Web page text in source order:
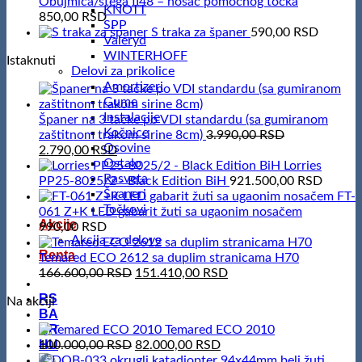
KNOTT
SPP
Valeryd
WINTERHOFF
Delovi za prikolice
Amortizeri
Gume
Instalacije
Kočnice
Osovine
Ostalo
Rasveta
Španeri
Točkovi
Akcije
Akcija za delove
Renta
RS
BA
HR
HU
850,00 RSD
S traka za španer 590,00 RSD
Istaknuti
Španer na 3 tačke po VDI standardu (sa gumiranom
zaštitnom trakom sirine 8cm) 3.990,00RSD
Original
price
was:
3.990,00 RSD.
2.790,00RSDCurrent
price
is:
2.790,00 RSD.
Lorries
PP25-8025/2 - Black Edition BiH 921.500,00 RSD
FT-
061 Z+K LED gabarit žuti sa ugaonim nosačem
990,00 RSD
Temared ECO 2612 sa duplim stranicama H70
166.600,00RSD Original
151.410,00 RSDCurrent
Na akciji
Temared ECO 2010
100.000,00RSD Original
82.000,00 RSDCurrent